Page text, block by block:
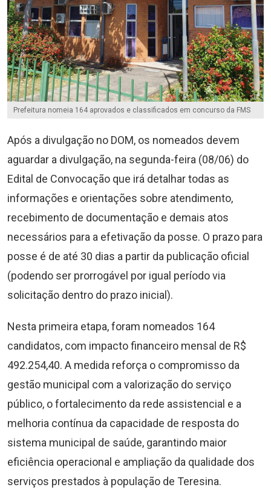
Prefeitura nomeia 164 aprovados e classificados em concurso da FMS
Após a divulgação no DOM, os nomeados devem
aguardar a divulgação, na segunda-feira (08/06) do
Edital de Convocação que irá detalhar todas as
informações e orientações sobre atendimento,
recebimento de documentação e demais atos
necessários para a efetivação da posse. O prazo para
posse é de até 30 dias a partir da publicação oficial
(podendo ser prorrogável por igual período via
solicitação dentro do prazo inicial).
Nesta primeira etapa, foram nomeados 164
candidatos, com impacto financeiro mensal de R$
492.254,40. A medida reforça o compromisso da
gestão municipal com a valorização do serviço
público, o fortalecimento da rede assistencial e a
melhoria contínua da capacidade de resposta do
sistema municipal de saúde, garantindo maior
eficiência operacional e ampliação da qualidade dos
serviços prestados à população de Teresina.